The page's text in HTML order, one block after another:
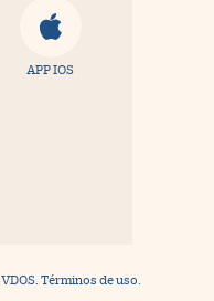
APP IOS
VDOS Términos de uso.